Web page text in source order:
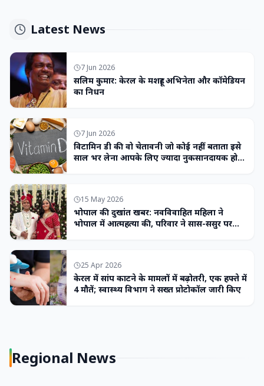
Latest News
7 Jun 2026
सलिम कुमार: केरल के मशहूर अभिनेता और कॉमेडियन
का निधन
7 Jun 2026
विटामिन डी की वो चेतावनी जो कोई नहीं बताता इसे
साल भर लेना आपके लिए ज्यादा नुकसानदायक हो
15 May 2026
भोपाल की दुखांत खबर: नवविवाहित महिला ने
भोपाल में आत्महत्या की, परिवार ने सास-ससुर पर
25 Apr 2026
केरल में सांप काटने के मामलों में बढ़ोतरी, एक हफ्ते में
4 मौतें; स्वास्थ्य विभाग ने सख्त प्रोटोकॉल जारी किए
Regional News